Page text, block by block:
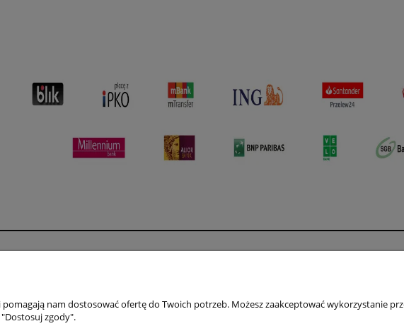
Czas i koszty dostawy
Jak kupować?
Primas
nam dostosować ofertę do Twoich potrzeb. Możesz zaakceptować wykorzystanie
zgody".